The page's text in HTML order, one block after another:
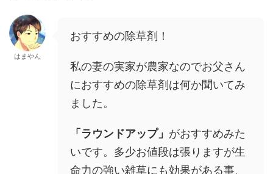
はまやん
おすすめの除草剤！
私の妻の実家が農家なのでお父さん
におすすめの除草剤は何か聞いてみ
ました。
「ラウンドアップ」 がおすすめみた
いです。多少お値段は張りますが生
命力の強い雑草にも効果がある事、